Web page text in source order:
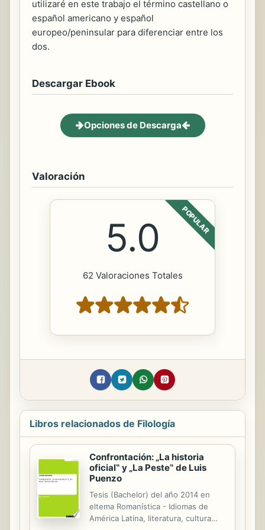
utilizaré en este trabajo el término castellano o
español americano y español
europeo/peninsular para diferenciar entre los
dos.
Descargar Ebook
Opciones de Descarga
Valoración
POPULAR
5.0
62 Valoraciones Totales
Libros relacionados de Filología
Confrontación: „La historia
oficial‟ y „La Peste‟ de Luis
Puenzo
Tesis (Bachelor) del año 2014 en
eltema Romanística - Idiomas de
América Latina, literatura, cultura